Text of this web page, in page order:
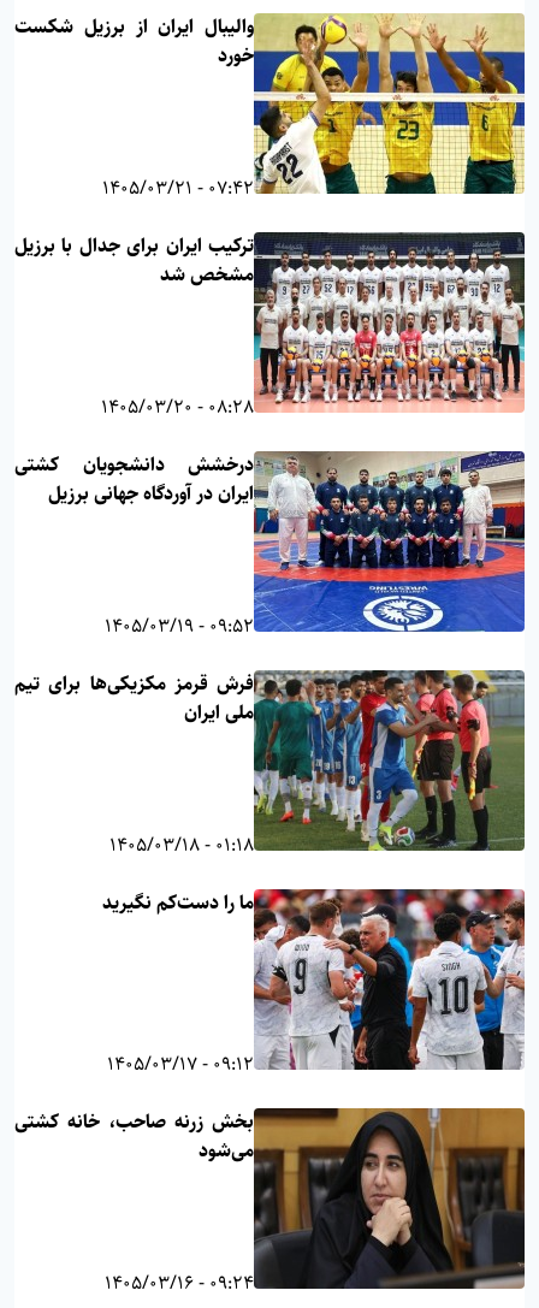
والیبال ایران از برزیل شکست
خورد
07:42 - 1405/03/21
ترکیب ایران برای جدال با برزیل
مشخص شد
08:28 - 1405/03/20
درخشش دانشجویان کشتی
ایران در آوردگاه جهانی برزیل
09:52 - 1405/03/19
فرش قرمز مکزیکی‌ها برای تیم
ملی ایران
01:18 - 1405/03/18
ما را دست‌کم نگیرید
09:12 - 1405/03/17
بخش زرنه صاحب، خانه کشتی
می‌شود
09:24 - 1405/03/16